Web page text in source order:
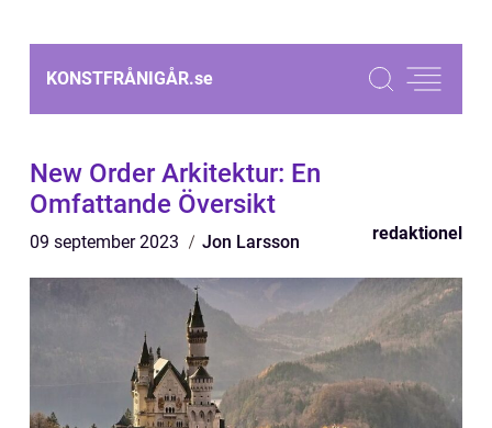
KONSTFRÅNIGÅR.se
New Order Arkitektur: En
Omfattande Översikt
09 september 2023 Jon Larsson redaktionel